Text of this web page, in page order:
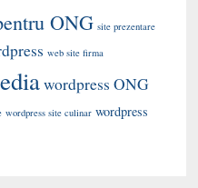
ONG site prezentare
web site firma
wordpress ONG
wordpress site culinar wordpress